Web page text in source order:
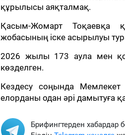
құрылысы аяқталмақ.
Қасым-Жомарт Тоқаевқа
жобасының іске асырылуы
2026 жылы 173 аула мен
көзделген.
Кездесу соңында
елорданы одан әрі дамытуға
Брифингтерден хабардар